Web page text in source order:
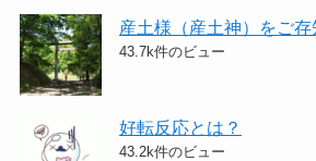
産土様（産土神）をご存
43.7k件のビュー
好転反応とは？
43.2k件のビュー